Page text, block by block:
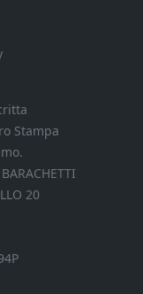
Stampa
20